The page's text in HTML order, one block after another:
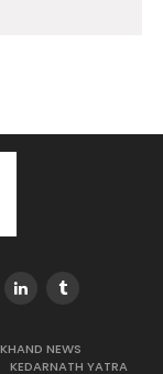
NEWS
KEDARNATH YATRA